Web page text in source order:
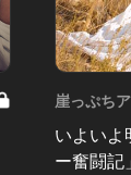
崖っぷち
いよい
ー奮闘記